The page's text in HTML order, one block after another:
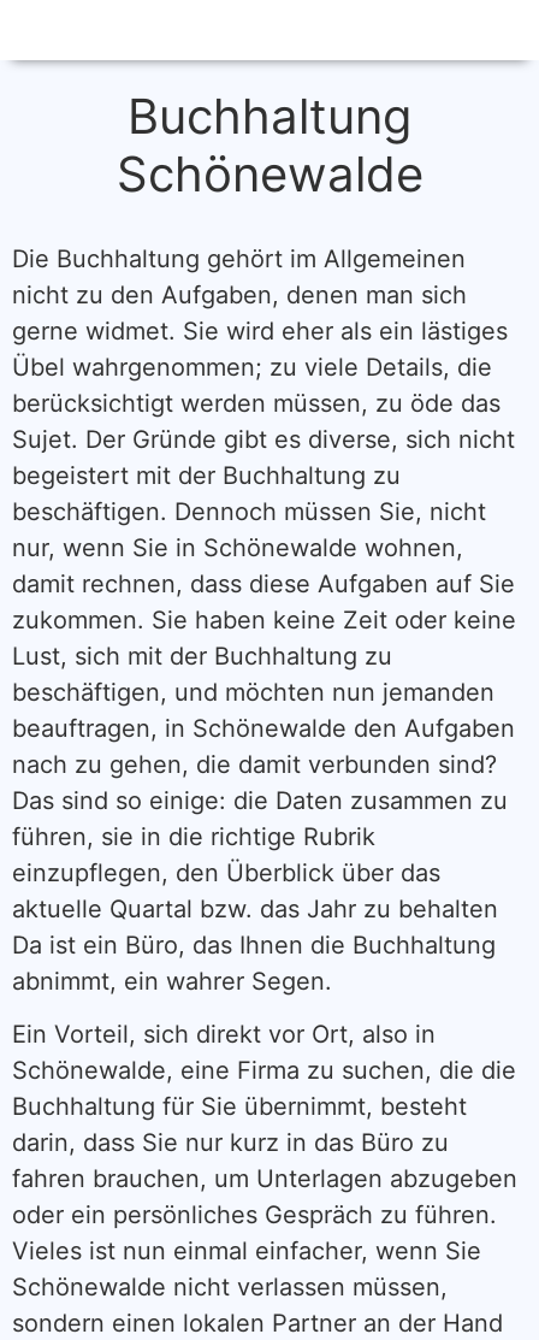
Buchhaltung
Schönewalde
Die Buchhaltung gehört im Allgemeinen
nicht zu den Aufgaben, denen man sich
gerne widmet. Sie wird eher als ein lästiges
Übel wahrgenommen; zu viele Details, die
berücksichtigt werden müssen, zu öde das
Sujet. Der Gründe gibt es diverse, sich nicht
begeistert mit der Buchhaltung zu
beschäftigen. Dennoch müssen Sie, nicht
nur, wenn Sie in Schönewalde wohnen,
damit rechnen, dass diese Aufgaben auf Sie
zukommen. Sie haben keine Zeit oder keine
Lust, sich mit der Buchhaltung zu
beschäftigen, und möchten nun jemanden
beauftragen, in Schönewalde den Aufgaben
nach zu gehen, die damit verbunden sind?
Das sind so einige: die Daten zusammen zu
führen, sie in die richtige Rubrik
einzupflegen, den Überblick über das
aktuelle Quartal bzw. das Jahr zu behalten
Da ist ein Büro, das Ihnen die Buchhaltung
abnimmt, ein wahrer Segen.
Ein Vorteil, sich direkt vor Ort, also in
Schönewalde, eine Firma zu suchen, die die
Buchhaltung für Sie übernimmt, besteht
darin, dass Sie nur kurz in das Büro zu
fahren brauchen, um Unterlagen abzugeben
oder ein persönliches Gespräch zu führen.
Vieles ist nun einmal einfacher, wenn Sie
Schönewalde nicht verlassen müssen,
sondern einen lokalen Partner an der Hand